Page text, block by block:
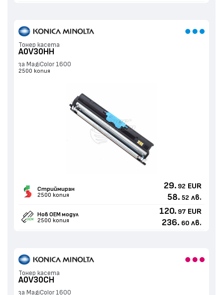
Тонер касета
A0V30HH
за MagiColor 1600
2500 копия
Стриймиран
2500 копия
29. 92 EUR
58. 52 лв.
Нов ОЕМ модул
2500 копия
120. 97 EUR
236. 60 лв.
Тонер касета
A0V30CH
за MagiColor 1600